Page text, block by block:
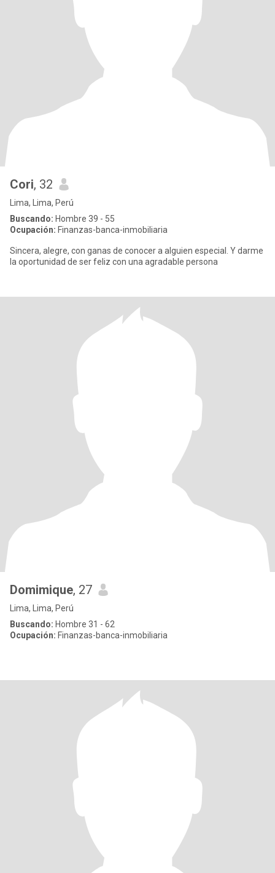
Cori, 32
Lima, Lima, Perú
Buscando: Hombre 39 - 55
Ocupación: Finanzas-banca-inmobiliaria
Sincera, alegre, con ganas de conocer a alguien especial. Y darme
la oportunidad de ser feliz con una agradable persona
Domimique, 27
Lima, Lima, Perú
Buscando: Hombre 31 - 62
Ocupación: Finanzas-banca-inmobiliaria